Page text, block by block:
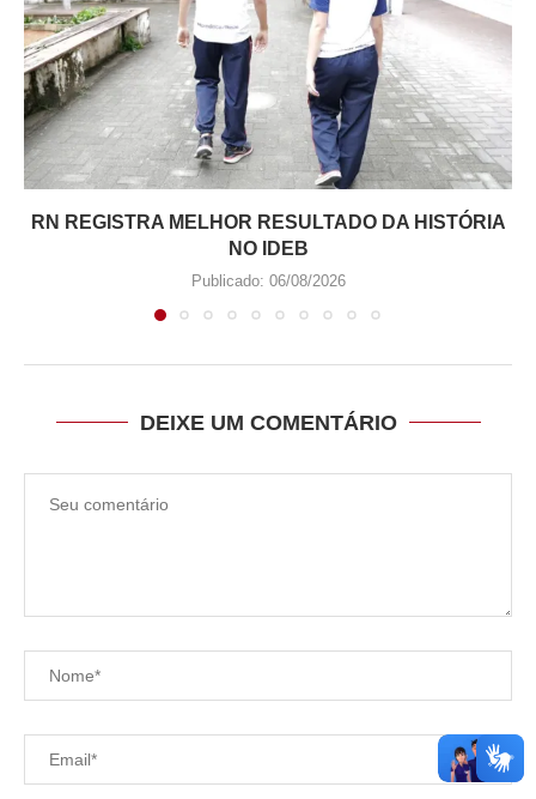
RN REGISTRA MELHOR RESULTADO DA HISTÓRIA
NO IDEB
Publicado: 06/08/2026
DEIXE UM COMENTÁRIO